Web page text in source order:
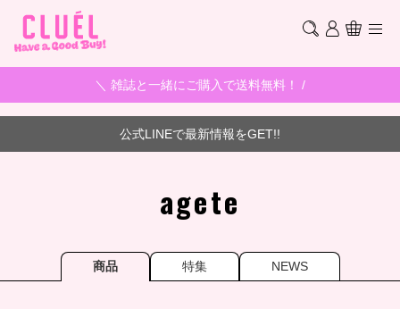
＼ 雑誌と一緒にご購入で送料無料！ /
公式LINEで最新情報をGET!!
agete
商品 特集 NEWS